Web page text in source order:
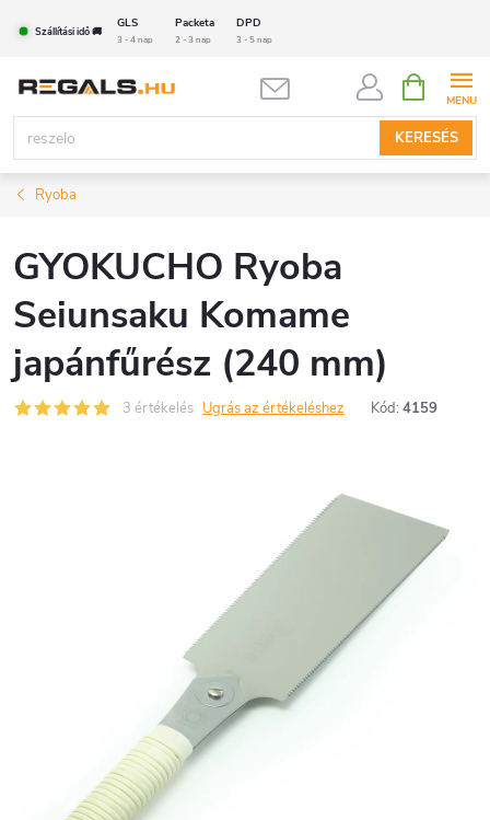
tartalomhoz
Szállítási idő 🚚
GLS Packeta DPD
3 - 4 nap 2 - 3 nap 3 - 5 nap
KERESÉS
KOSÁR
Ryoba
GYOKUCHO Ryoba
Seiunsaku Komame
japánfűrész (240 mm)
3 értékelés Ugrás az értékeléshez Kód: 4159